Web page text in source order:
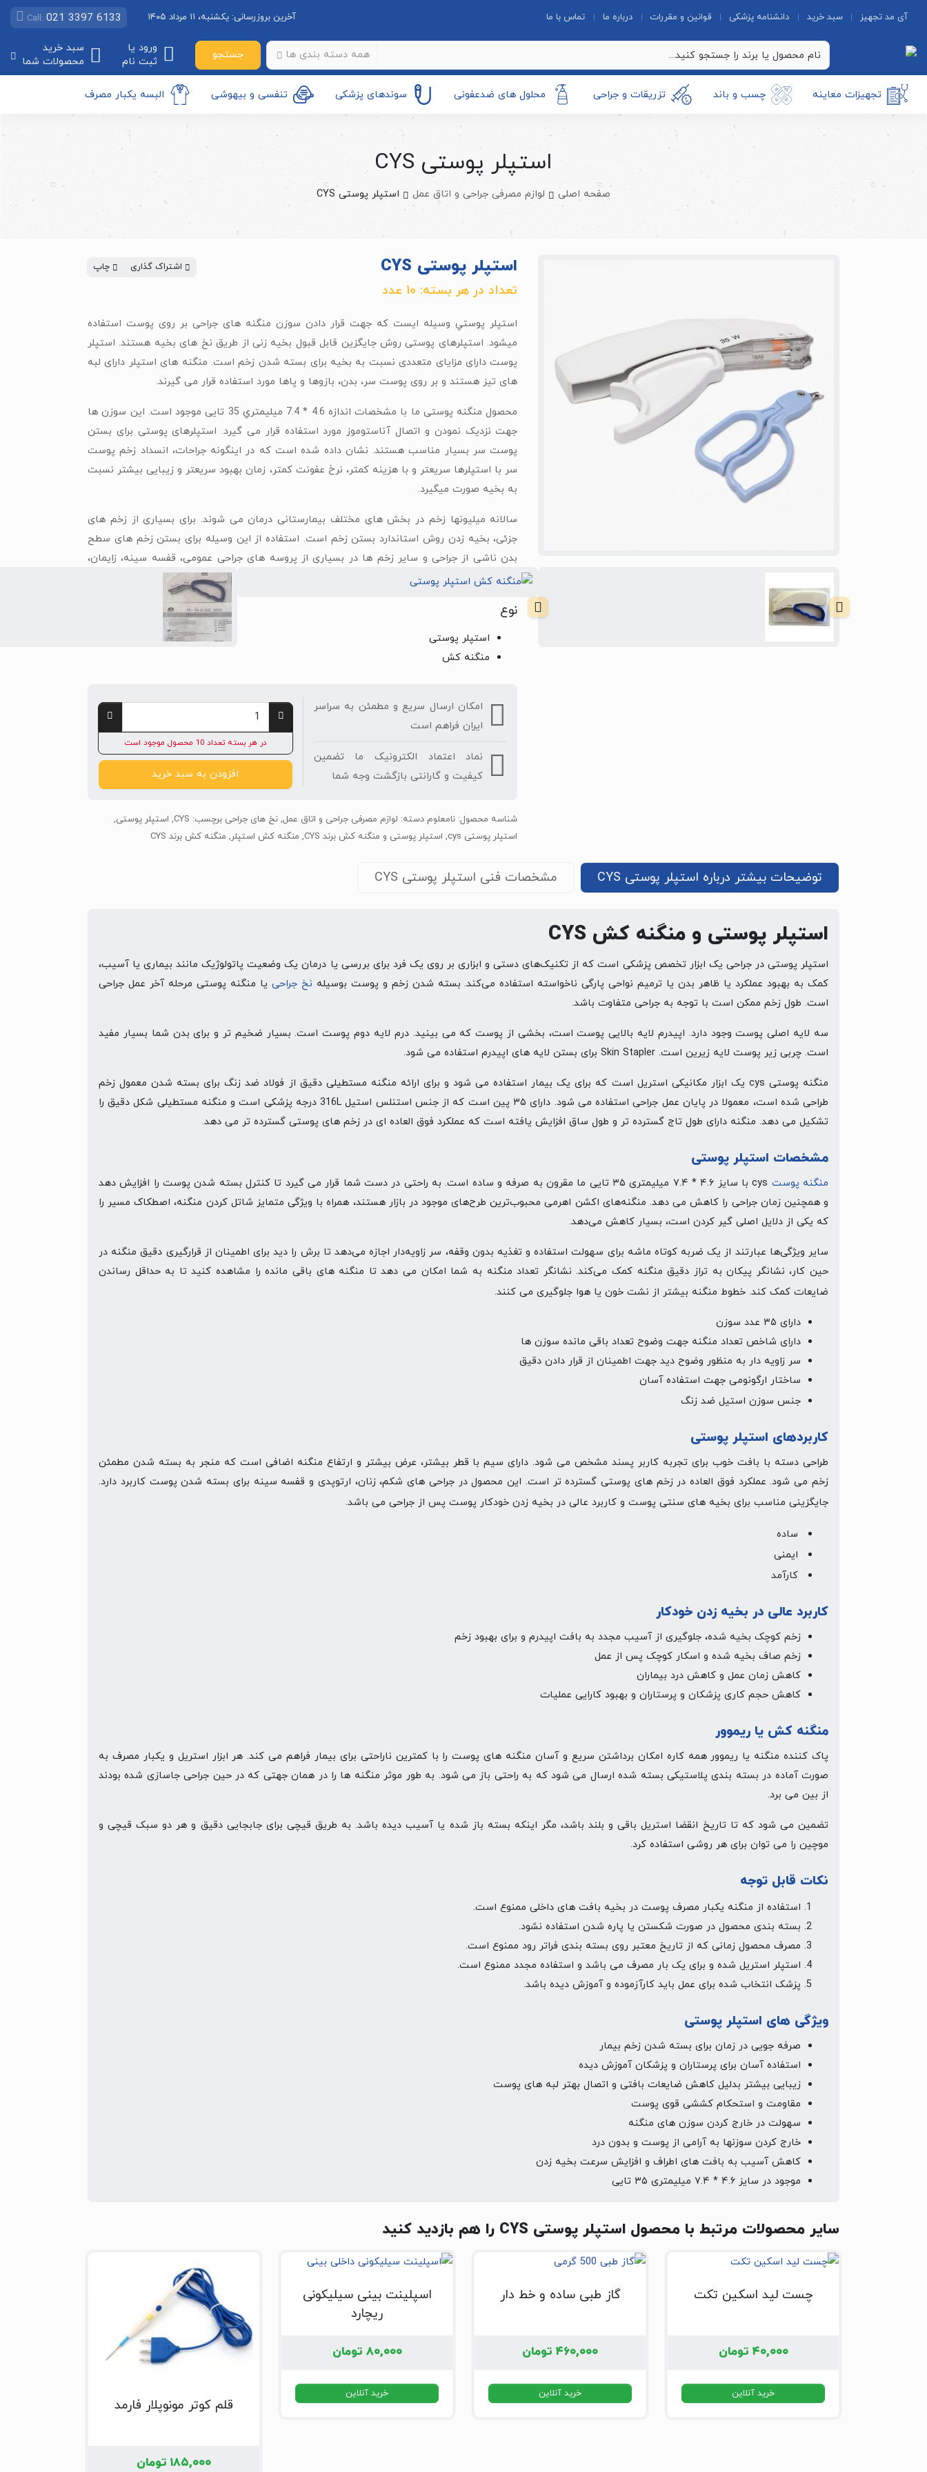
آی مد تجهیز سبد خرید دانشنامه پزشکی قوانین و مقررات درباره ما تماس با ما آخرین بروزرسانی: یکشنبه، ۱۱ مرداد ۱۴۰۵ Call: 021 3397 6133
همه دسته بندی ها جستجو
ورود یا
ثبت نام
سبد خرید
محصولات شما
تجهیزات معاینه چسب و باند تزریقات و جراحی محلول های ضدعفونی سوندهای پزشکی تنفسی و بیهوشی البسه یکبار مصرف
استپلر پوستی CYS
صفحه اصلی لوازم مصرفی جراحی و اتاق عمل استپلر پوستی CYS
استپلر پوستی CYS اشتراک گذاری چاپ
تعداد در هر بسته: 10 عدد
استپلر پوستي وسيله ایست که جهت قرار دادن سوزن منگنه های جراحی بر روی پوست استفاده
میشود. استپلرهای پوستی روش جایگزین قابل قبول بخيه زنی از طریق نخ های بخيه هستند. استپلر
پوست دارای مزایای متعددی نسبت به بخیه برای بسته شدن زخم است. منگنه های استپلر دارای لبه
های تيز هستند و بر روی پوست سر، بدن، بازوها و پاها مورد استفاده قرار می گيرند.
محصول منگنه پوستی ما با مشخصات اندازه 4.6 * 7.4 ميليمتري 35 تايی موجود است. این سوزن ها
جهت نزدیک نمودن و اتصال آناستوموز مورد استفاده قرار می گيرد. استپلرهای پوستی برای بستن
پوست سر بسيار مناسب هستند. نشان داده شده است که در اینگونه جراحات، انسداد زخم پوست
سر با استپلرها سریعتر و با هزینه کمتر، نرخ عفونت کمتر، زمان بهبود سریعتر و زیبایی بيشتر نسبت
به بخيه صورت میگيرد.
سالانه ميليونها زخم در بخش های مختلف بيمارستانی درمان می شوند. برای بسياری از زخم های
جزئی، بخيه زدن روش استاندارد بستن زخم است. استفاده از این وسيله برای بستن زخم های سطح
بدن ناشی از جراحی و سایر زخم ها در بسياری از پروسه های جراحی عمومی، قفسه سينه، زایمان،
ارتوپدی، قلبی عروقی و جراحی های پلاستيک و زیبایی پيشنهاد می شود.
نوع
استپلر پوستی
منگنه کش
امکان ارسال سریع و مطمئن به سراسر
ایران فراهم است
نماد اعتماد الکترونیک ما تضمین
کیفیت و گارانتی بازگشت وجه شما
در هر بسته تعداد 10 محصول موجود است
افزودن به سبد خرید
شناسه محصول: نامعلوم دسته: لوازم مصرفی جراحی و اتاق عمل, نخ های جراحی برچسب: CYS
, استپلر پوستی,
استپلر پوستی cys
, استپلر پوستی و منگنه کش برند CYS , منگنه کش استپلر, منگنه کش برند CYS
توضیحات بیشتر درباره استپلر پوستی CYS مشخصات فنی استپلر پوستی CYS
استپلر پوستی و منگنه کش CYS
استپلر پوستی در جراحی یک ابزار تخصص پزشکی است که از تکنیک‌های دستی و ابزاری بر روی یک فرد برای بررسی یا درمان یک وضعیت پاتولوژیک مانند بیماری یا آسیب،
کمک به بهبود عملکرد یا ظاهر بدن یا ترمیم نواحی پارگی ناخواسته استفاده می‌کند. بسته شدن زخم و پوست بوسیله نخ جراحی یا منگنه پوستی مرحله آخر عمل جراحی
است. طول زخم ممکن است با توجه به جراحی متفاوت باشد.
سه لایه اصلی پوست وجود دارد. اپیدرم لایه بالایی پوست است، بخشی از پوست که می بینید. درم لایه دوم پوست است. بسیار ضخیم تر و برای بدن شما بسیار مفید
است. چربی زیر پوست لایه زیرین است. Skin Stapler برای بستن لایه های اپیدرم استفاده می شود.
منگنه پوستی cys یک ابزار مکانیکی استریل است که برای یک بیمار استفاده می شود و برای ارائه منگنه مستطیلی دقیق از فولاد ضد زنگ برای بسته شدن معمول زخم
طراحی شده است، معمولا در پایان عمل جراحی استفاده می شود. دارای ۳۵ پین است که از جنس استنلس استیل 316L درجه پزشکی است و منگنه مستطیلی شکل دقیق را
تشکیل می دهد. منگنه دارای طول تاج گسترده تر و طول ساق افزایش یافته است که عملکرد فوق العاده ای در زخم های پوستی گسترده تر می دهد.
مشخصات استپلر پوستی
منگنه پوست
cys با سایز ۴.۶ * ۷.۴ میلیمتری ۳۵ تایی ما مقرون به صرفه و ساده است. به راحتی در دست شما قرار می گیرد تا کنترل بسته شدن پوست را افزایش دهد
و همچنین زمان جراحی را کاهش می دهد. منگنه‌های اکشن اهرمی محبوب‌ترین طرح‌های موجود در بازار هستند، همراه با ویژگی متمایز شاتل کردن منگنه، اصطکاک مسیر را
که یکی از دلایل اصلی گیر کردن است، بسیار کاهش می‌دهد.
سایر ویژگی‌ها عبارتند از یک ضربه کوتاه ماشه برای سهولت استفاده و تغذیه بدون وقفه، سر زاویه‌دار اجازه می‌دهد تا برش را دید برای اطمینان از قرارگیری دقیق منگنه در
حین کار، نشانگر پیکان به تراز دقیق منگنه کمک می‌کند. نشانگر تعداد منگنه به شما امکان می دهد تا منگنه های باقی مانده را مشاهده کنید تا به حداقل رساندن
ضایعات کمک کند. خطوط منگنه بیشتر از نشت خون یا هوا جلوگیری می کنند.
دارای ۳۵ عدد سوزن
دارای شاخص تعداد منگنه جهت وضوح تعداد باقی مانده سوزن ها
سر زاویه دار به منظور وضوح دید جهت اطمینان از قرار دادن دقیق
ساختار ارگونومی جهت استفاده آسان
جنس سوزن استیل ضد زنگ
کاربردهای استپلر پوستی
طراحی دسته با بافت خوب برای تجربه کاربر پسند مشخص می شود. دارای سیم با قطر بیشتر، عرض بیشتر و ارتفاع منگنه اضافی است که منجر به بسته شدن مطمئن
زخم می شود. عملکرد فوق العاده در زخم های پوستی گسترده تر است. این محصول در جراحی های شکم، زنان، ارتوپدی و قفسه سینه برای بسته شدن پوست کاربرد دارد.
جایگزینی مناسب برای بخیه های سنتی پوست و کاربرد عالی در بخیه زدن خودکار پوست پس از جراحی می باشد.
ساده
ایمنی
کارآمد
کاربرد عالی در بخیه زدن خودکار
زخم کوچک بخیه شده، جلوگیری از آسیب مجدد به بافت اپیدرم و برای بهبود زخم
زخم صاف بخیه شده و اسکار کوچک پس از عمل
کاهش زمان عمل و کاهش درد بیماران
کاهش حجم کاری پزشکان و پرستاران و بهبود کارایی عملیات
منگنه کش یا ریموور
پاک کننده منگنه یا ریموور همه کاره امکان برداشتن سریع و آسان منگنه های پوست را با کمترین ناراحتی برای بیمار فراهم می کند. هر ابزار استریل و یکبار مصرف به
صورت آماده در بسته بندی پلاستیکی بسته شده ارسال می شود که به راحتی باز می شود. به طور موثر منگنه ها را در همان جهتی که در حین جراحی جاسازی شده بودند
از بین می برد.
تضمین می شود که تا تاریخ انقضا استریل باقی و بلند باشد، مگر اینکه بسته باز شده یا آسیب دیده باشد. به طریق قیچی برای جابجایی دقیق و هر دو سبک قیچی و
موچین را می توان برای هر روشی استفاده کرد.
نکات قابل توجه
استفاده از منگنه یکبار مصرف پوست در بخیه بافت های داخلی ممنوع است.
بسته بندی محصول در صورت شکستن یا پاره شدن استفاده نشود.
مصرف محصول زمانی که از تاریخ معتبر روی بسته بندی فراتر رود ممنوع است.
استپلر استریل شده و برای یک بار مصرف می باشد و استفاده مجدد ممنوع است.
پزشک انتخاب شده برای عمل باید کارآزموده و آموزش دیده باشد.
ویژگی های استپلر پوستی
صرفه جویی در زمان برای بسته شدن زخم بیمار
استفاده آسان برای پرستاران و پزشکان آموزش دیده
زیبایی بیشتر بدلیل کاهش ضایعات بافتی و اتصال بهتر لبه های پوست
مقاومت و استحکام کششی قوی پوست
سهولت در خارج کردن سوزن های منگنه
خارج کردن سوزنها به آرامی از پوست و بدون درد
کاهش آسیب به بافت های اطراف و افزایش سرعت بخیه زدن
موجود در سایز ۴.۶ * ۷.۴ میلیمتری ۳۵ تایی
سایر محصولات مرتبط با محصول استپلر پوستی CYS را هم بازدید کنید
چست لید اسکین تکت
۴۰,۰۰۰ تومان
خرید آنلاین
گاز طبی ساده و خط دار
۴۶۰,۰۰۰ تومان
خرید آنلاین
اسپلینت بینی سیلیکونی
ریچارد
۸۰,۰۰۰ تومان
خرید آنلاین
قلم کوتر مونوپلار فارمد
۱۸۵,۰۰۰ تومان